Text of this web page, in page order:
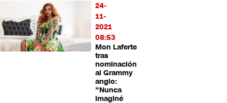
24-
11-
2021
08:53
Mon Laferte
tras
nominación
al Grammy
anglo:
“Nunca
imaginé